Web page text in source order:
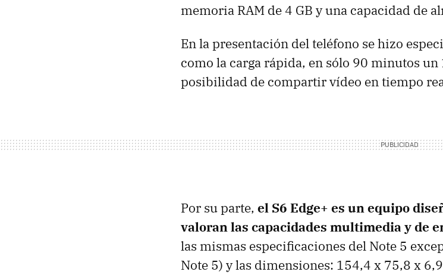
memoria RAM de 4 GB y una capacidad de
En la presentación del teléfono se hizo
como la carga rápida, en sólo 90 minutos un
posibilidad de compartir vídeo en tiempo
Por su parte, el S6 Edge+ es un equipo
valoran las capacidades multimedia y de
las mismas especificaciones del Note 5
Note 5) y las dimensiones: 154,4 x 75,8 x